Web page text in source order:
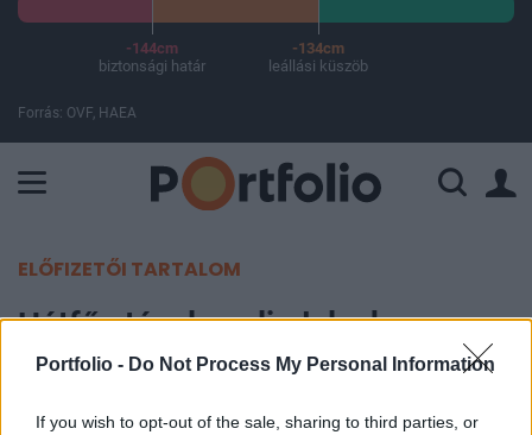
Portfolio - Do Not Process My Personal Information
If you wish to opt-out of the sale, sharing to third parties, or
-144cm
biztonsági határ
-134cm
leállási küszöb
Forrás: OVF, HAEA
ELŐFIZETŐI TARTALOM
Hétfőn tényleg elindulnak a
Brexit-tárgyalások
Portfolio